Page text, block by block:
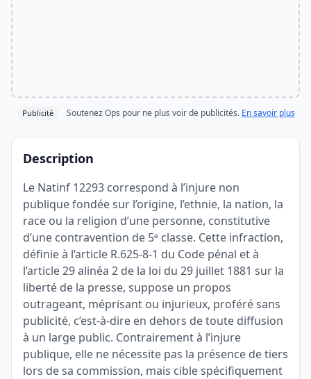
Publicité Soutenez Ops pour ne plus voir de publicités. En savoir plus
Description
Le Natinf 12293 correspond à l’injure non
publique fondée sur l’origine, l’ethnie, la nation, la
race ou la religion d’une personne, constitutive
d’une contravention de 5ᵉ classe. Cette infraction,
définie à l’article R.625-8-1 du Code pénal et à
l’article 29 alinéa 2 de la loi du 29 juillet 1881 sur la
liberté de la presse, suppose un propos
outrageant, méprisant ou injurieux, proféré sans
publicité, c’est-à-dire en dehors de toute diffusion
à un large public. Contrairement à l’injure
publique, elle ne nécessite pas la présence de tiers
lors de sa commission, mais cible spécifiquement